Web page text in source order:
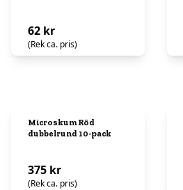
62 kr
(Rek ca. pris)
Microskum Röd
dubbelrund 10-pack
375 kr
(Rek ca. pris)